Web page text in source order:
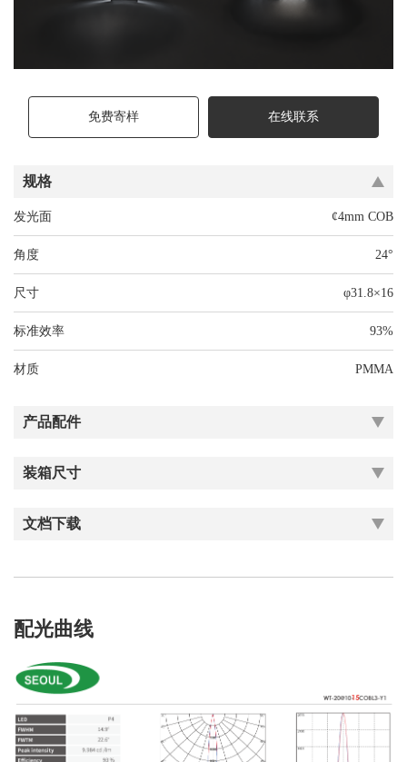
免费寄样 在线联系
规格
发光面 ¢4mm COB
角度 24°
尺寸 φ31.8×16
标准效率 93%
材质 PMMA
产品配件
装箱尺寸
文档下载
配光曲线